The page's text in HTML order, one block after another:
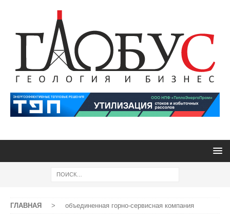
ГЛАВНАЯ > объединенная горно-сервисная компания